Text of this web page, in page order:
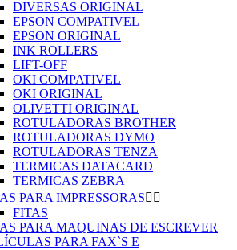
DIVERSAS ORIGINAL
EPSON COMPATIVEL
EPSON ORIGINAL
INK ROLLERS
LIFT-OFF
OKI COMPATIVEL
OKI ORIGINAL
OLIVETTI ORIGINAL
ROTULADORAS BROTHER
ROTULADORAS DYMO
ROTULADORAS TENZA
TERMICAS DATACARD
TERMICAS ZEBRA
PARA IMPRESSORAS 
FITAS
PARA MAQUINAS DE ESCREVER
PARA FAX`S E